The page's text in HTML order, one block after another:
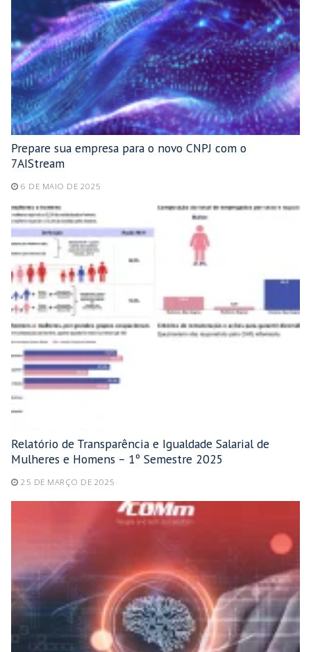
Prepare sua empresa para o novo CNPJ com o
7AIStream
6 DE MAIO DE 2025
Relatório de Transparência e Igualdade Salarial de
Mulheres e Homens – 1º Semestre 2025
25 DE MARÇO DE 2025